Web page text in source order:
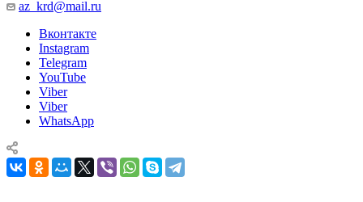
az_krd@mail.ru
Вконтакте
Instagram
Telegram
YouTube
Viber
Viber
WhatsApp